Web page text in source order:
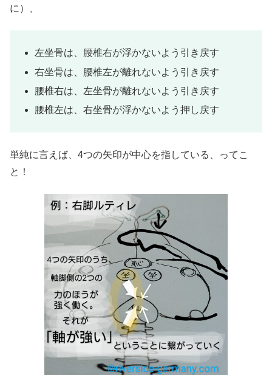
に）、
左坐骨は、腰椎右が浮かないよう引き戻す
右坐骨は、腰椎左が離れないよう引き戻す
腰椎右は、左坐骨が離れないよう引き戻す
腰椎左は、右坐骨が浮かないよう押し戻す
単純に言えば、4つの矢印が中心を指している、ってこ
と！